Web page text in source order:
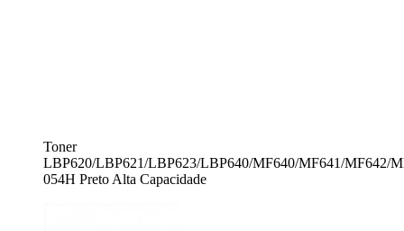
Toner
LBP620/LBP621/LBP623/LBP640/MF640/MF641/MF642/
054H Preto Alta Capacidade